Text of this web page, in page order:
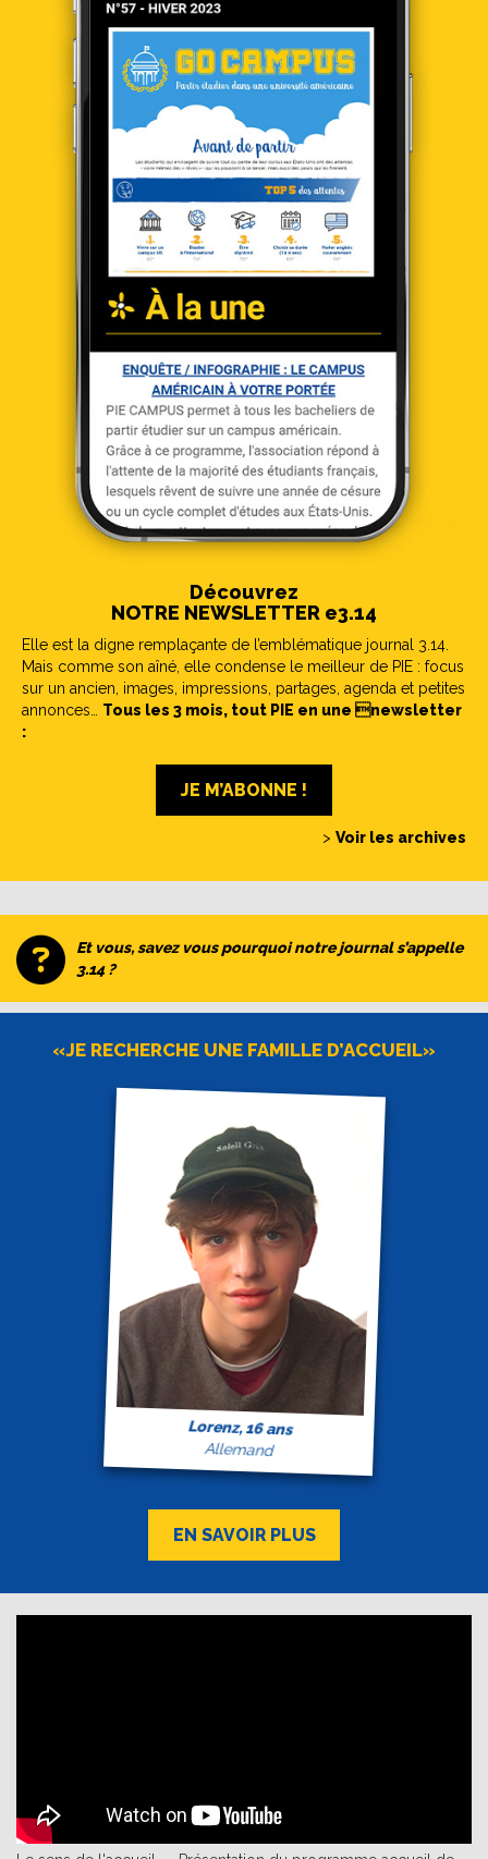
Découvrez
NOTRE NEWSLETTER e3.14
Elle est la digne remplaçante de l’emblématique journal 3.14.
Mais comme son aîné, elle condense le meilleur de PIE : focus
sur un ancien, images, impressions, partages, agenda et petites
annonces… Tous les 3 mois, tout PIE en une newsletter
:
JE M’ABONNE !
> Voir les archives
Et vous, savez vous pourquoi notre journal s’appelle
3.14 ?
«JE RECHERCHE UNE FAMILLE D’ACCUEIL»
Lorenz, 16 ans
Allemand
EN SAVOIR PLUS